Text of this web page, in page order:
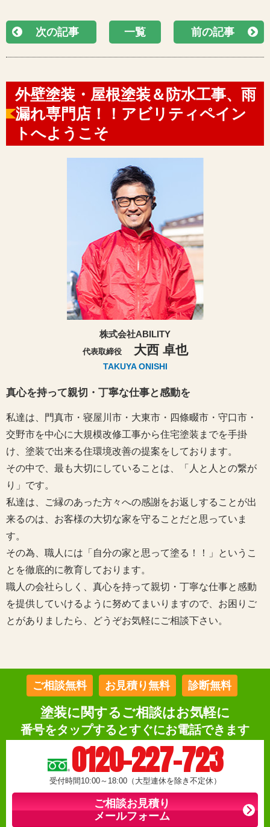
次の記事 一覧 前の記事
外壁塗装・屋根塗装＆防水工事、雨
漏れ専門店！！アビリティペイン
トへようこそ
株式会社ABILITY
代表取締役 大西 卓也
TAKUYA ONISHI
真心を持って親切・丁寧な仕事と感動を
私達は、門真市・寝屋川市・大東市・四條畷市・守口市・
交野市を中心に大規模改修工事から住宅塗装までを手掛
け、塗装で出来る住環境改善の提案をしております。
その中で、最も大切にしていることは、「人と人との繋が
り」です。
私達は、ご縁のあった方々への感謝をお返しすることが出
来るのは、お客様の大切な家を守ることだと思っていま
す。
その為、職人には「自分の家と思って塗る！！」というこ
とを徹底的に教育しております。
職人の会社らしく、真心を持って親切・丁寧な仕事と感動
を提供していけるように努めてまいりますので、お困りご
とがありましたら、どうぞお気軽にご相談下さい。
ご相談無料 お見積り無料 診断無料
塗装に関するご相談はお気軽に
番号をタップするとすぐにお電話できます
0120-227-723
受付時間10:00～18:00（大型連休を除き不定休）
ご相談お見積り
メールフォーム